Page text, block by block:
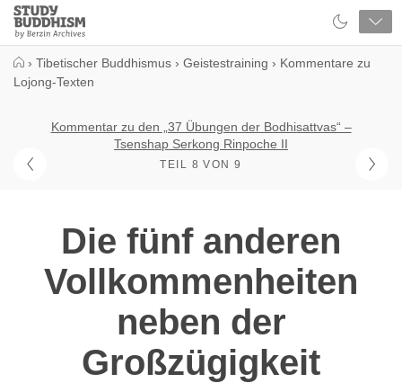
Close
Study
Buddhism
› Tibetischer Buddhismus › Geistestraining › Kommentare zu
Lojong-Texten
Kommentar zu den „37 Übungen der Bodhisattvas“ –
Tsenshap Serkong Rinpoche II
TEIL 8 VON 9
Die fünf anderen
Vollkommenheiten
neben der
Großzügigkeit